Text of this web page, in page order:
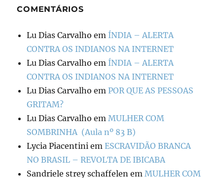
COMENTÁRIOS
Lu Dias Carvalho em ÍNDIA – ALERTA
CONTRA OS INDIANOS NA INTERNET
Lu Dias Carvalho em ÍNDIA – ALERTA
CONTRA OS INDIANOS NA INTERNET
Lu Dias Carvalho em POR QUE AS PESSOAS
GRITAM?
Lu Dias Carvalho em MULHER COM
SOMBRINHA (Aula nº 83 B)
Lycia Piacentini emESCRAVIDÃO BRANCA
NO BRASIL – REVOLTA DE IBICABA
Sandriele strey schaffelen em MULHER COM